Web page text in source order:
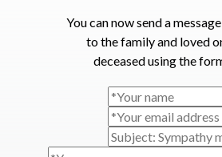
You can now send a
to the family and loved
deceased using the